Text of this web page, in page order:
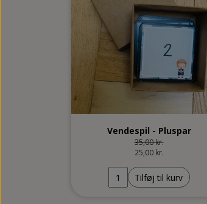
Vendespil - Pluspar
35,00 kr.
25,00 kr.
Tilføj til kurv